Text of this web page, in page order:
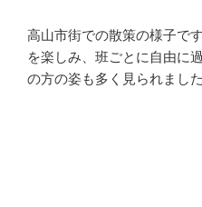
高山市街での散策の様子で
を楽しみ、班ごとに自由に
の方の姿も多く見られました